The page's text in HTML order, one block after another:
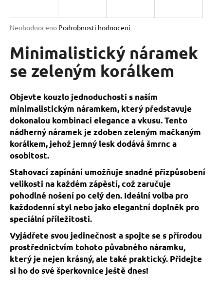
Průměrné
produktu
je
z
hvězdiček.
Neohodnoceno Podrobnosti hodnocení
Minimalistický náramek
se zeleným korálkem
Objevte kouzlo jednoduchosti s naším
minimalistickým náramkem, který představuje
dokonalou kombinaci elegance a vkusu. Tento
nádherný náramek je zdoben zeleným mačkaným
korálkem, jehož jemný lesk dodává šmrnc a
osobitost.
Stahovací zapínání umožňuje snadné přizpůsobení
velikosti na každém zápěstí, což zaručuje
pohodlné nošení po celý den. Ideální volba pro
každodenní styl nebo jako elegantní doplněk pro
speciální příležitosti.
Vyjádřete svou jedinečnost a spojte se s přírodou
prostřednictvím tohoto půvabného náramku,
který je nejen krásný, ale také praktický. Přidejte
si ho do své šperkovnice ještě dnes!
j
t
?
HLEDAT
D
o
p
o
r
u
č
u
j
e
m
e